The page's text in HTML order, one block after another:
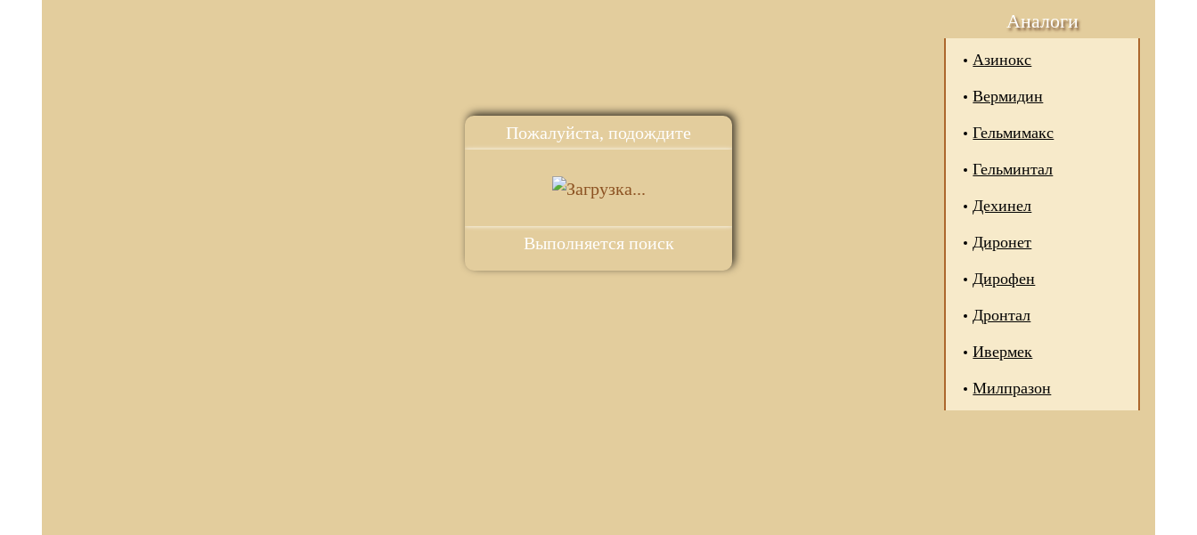
Пожалуйста, подождите
Выполняется поиск
Аналоги
Азинокс
Вермидин
Гельмимакс
Гельминтал
Дехинел
Диронет
Дирофен
Дронтал
Ивермек
Милпразон